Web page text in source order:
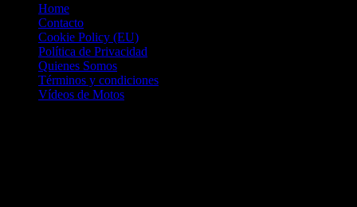
Home
Contacto
Cookie Policy (EU)
Política de Privacidad
Quienes Somos
Términos y condiciones
Vídeos de Motos